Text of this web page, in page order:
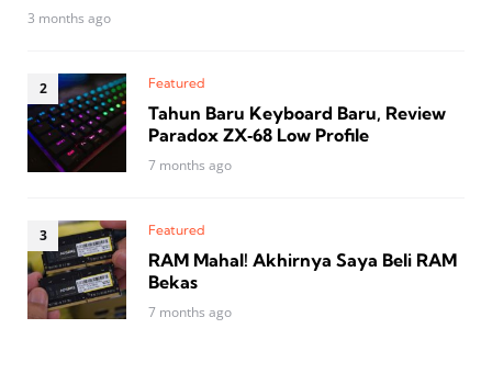
3 months ago
Featured
Tahun Baru Keyboard Baru, Review
Paradox ZX‑68 Low Profile
7 months ago
Featured
RAM Mahal! Akhirnya Saya Beli RAM
Bekas
7 months ago